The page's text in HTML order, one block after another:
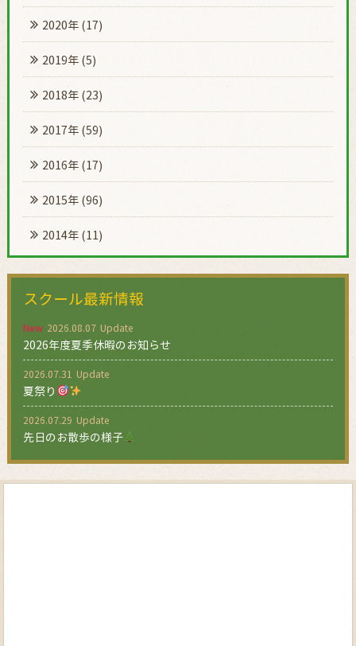
2020年 (17)
2019年 (5)
2018年 (23)
2017年 (59)
2016年 (17)
2015年 (96)
2014年 (11)
スクール最新情報
New 2026.08.07
2026年度夏季休暇のお知らせ
2026.07.31
夏祭り
2026.07.29
先日のお散歩の様子